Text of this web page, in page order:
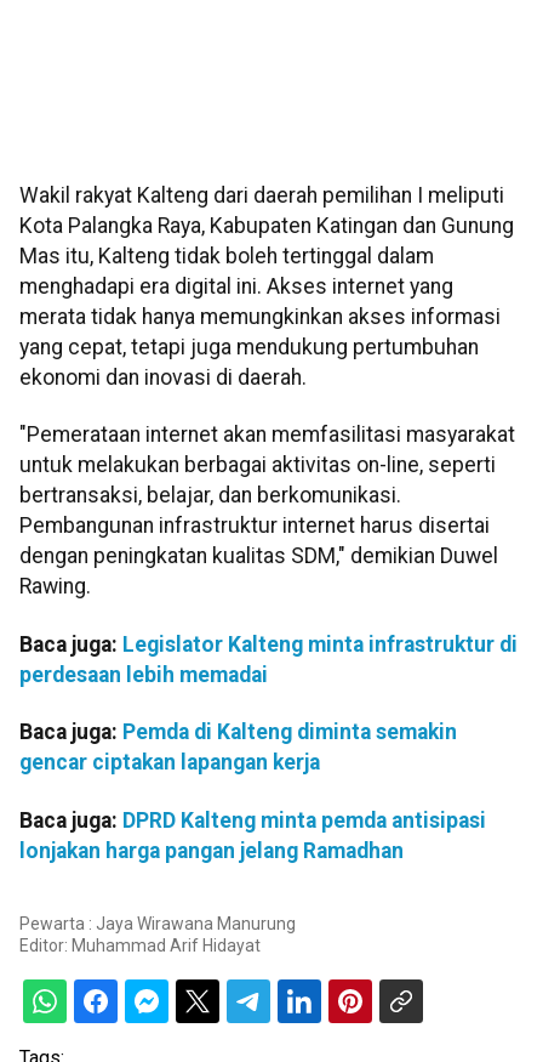
Wakil rakyat Kalteng dari daerah pemilihan I meliputi
Kota Palangka Raya, Kabupaten Katingan dan Gunung
Mas itu, Kalteng tidak boleh tertinggal dalam
menghadapi era digital ini. Akses internet yang
merata tidak hanya memungkinkan akses informasi
yang cepat, tetapi juga mendukung pertumbuhan
ekonomi dan inovasi di daerah.
"Pemerataan internet akan memfasilitasi masyarakat
untuk melakukan berbagai aktivitas on-line, seperti
bertransaksi, belajar, dan berkomunikasi.
Pembangunan infrastruktur internet harus disertai
dengan peningkatan kualitas SDM," demikian Duwel
Rawing.
Baca juga: Legislator Kalteng minta infrastruktur di
perdesaan lebih memadai
Baca juga: Pemda di Kalteng diminta semakin
gencar ciptakan lapangan kerja
Baca juga: DPRD Kalteng minta pemda antisipasi
lonjakan harga pangan jelang Ramadhan
Pewarta : Jaya Wirawana Manurung
Editor: Muhammad Arif Hidayat